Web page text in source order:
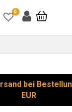
0
bei
EUR